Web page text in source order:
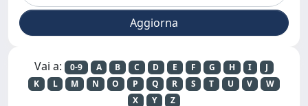
Vai a: 0-9 A B C D E F G H I
J
K
L M N O P Q R S T U V
W
X
Y Z